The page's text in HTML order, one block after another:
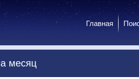
Главная
месяц